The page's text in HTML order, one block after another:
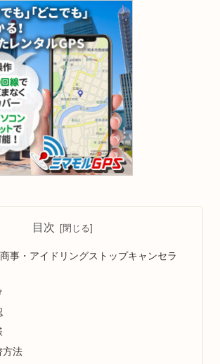
目次
事・アイドリングストップキャンセラ
方法